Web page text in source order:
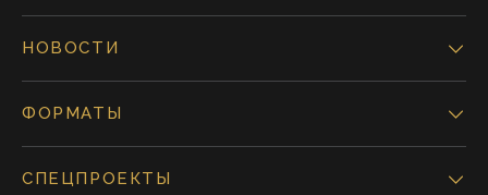
НОВОСТИ
ФОРМАТЫ
СПЕЦПРОЕКТЫ